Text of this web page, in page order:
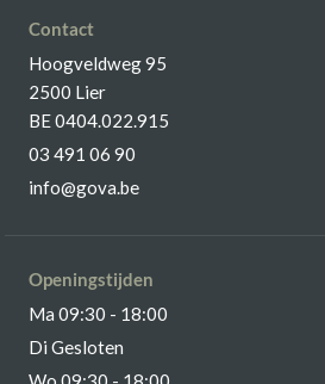
Contact
Hoogveldweg 95
2500 Lier
BE 0404.022.915
03 491 06 90
info@gova.be
Openingstijden
Ma 09:30 - 18:00
Di Gesloten